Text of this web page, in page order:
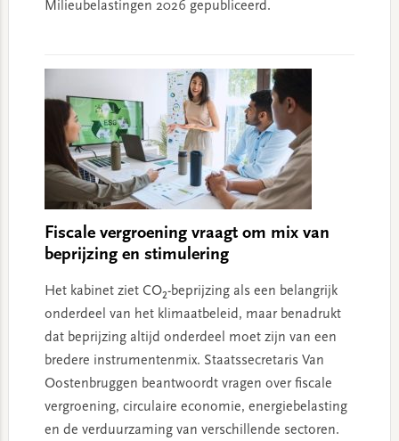
Milieubelastingen 2026 gepubliceerd.
Fiscale vergroening vraagt om mix van
beprijzing en stimulering
Het kabinet ziet CO₂-beprijzing als een belangrijk
onderdeel van het klimaatbeleid, maar benadrukt
dat beprijzing altijd onderdeel moet zijn van een
bredere instrumentenmix. Staatssecretaris Van
Oostenbruggen beantwoordt vragen over fiscale
vergroening, circulaire economie, energiebelasting
en de verduurzaming van verschillende sectoren.